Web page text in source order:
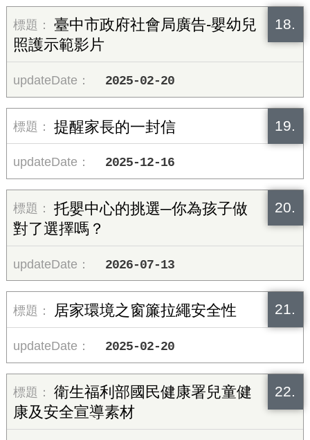
18.
臺中市政府社會局廣告-嬰幼兒
照護示範影片
2025-02-20
19.
提醒家長的一封信
2025-12-16
20.
托嬰中心的挑選─你為孩子做
對了選擇嗎？
2026-07-13
21.
居家環境之窗簾拉繩安全性
2025-02-20
22.
衛生福利部國民健康署兒童健
康及安全宣導素材